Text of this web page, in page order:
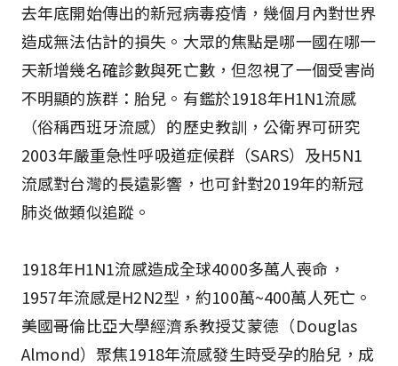
去年底開始傳出的新冠病毒疫情，幾個月內對世界
造成無法估計的損失。大眾的焦點是哪一國在哪一
天新增幾名確診數與死亡數，但忽視了一個受害尚
不明顯的族群：胎兒。有鑑於1918年H1N1流感
（俗稱西班牙流感）的歷史教訓，公衛界可研究
2003年嚴重急性呼吸道症候群（SARS）及H5N1
流感對台灣的長遠影響，也可針對2019年的新冠
肺炎做類似追蹤。
1918年H1N1流感造成全球4000多萬人喪命，
1957年流感是H2N2型，約100萬~400萬人死亡。
美國哥倫比亞大學經濟系教授艾蒙德（Douglas
Almond）聚焦1918年流感發生時受孕的胎兒，成